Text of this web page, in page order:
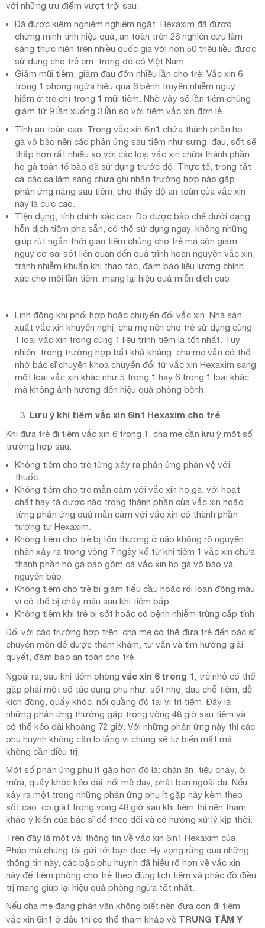
với những ưu điểm vượt trội sau:
Đã được kiểm nghiệm nghiêm ngặt: Hexaxim đã được
chứng minh tính hiệu quả, an toàn trên 26 nghiên cứu lâm
sàng thực hiện trên nhiều quốc gia với hơn 50 triệu liều được
sử dụng cho trẻ em, trong đó có Việt Nam
Giảm mũi tiêm, giảm đau đớn nhiều lần cho trẻ: Vắc xin 6
trong 1 phòng ngừa hiệu quả 6 bệnh truyền nhiễm nguy
hiểm ở trẻ chỉ trong 1 mũi tiêm. Nhờ vậy số lần tiêm chủng
giảm từ 9 lần xuống 3 lần so với tiêm vắc xin đơn lẻ.
Tính an toàn cao: Trong vắc xin 6in1 chứa thành phần ho
gà vô bào nên các phản ứng sau tiêm như sưng, đau, sốt sẽ
thấp hơn rất nhiều so với các loại vắc xin chứa thành phần
ho gà toàn tế bào đã sử dụng trước đó. Thực tế, trong tất
cả các ca lâm sàng chưa ghi nhận trường hợp nào gặp
phản ứng nặng sau tiêm, cho thấy độ an toàn của vắc xin
này là cực cao.
Tiện dụng, tính chính xác cao: Do được bào chế dưới dạng
hỗn dịch tiêm pha sẵn, có thể sử dụng ngay, không những
giúp rút ngắn thời gian tiêm chủng cho trẻ mà còn giảm
nguy cơ sai sót liên quan đến quá trình hoàn nguyên vắc xin,
tránh nhiễm khuẩn khi thao tác, đảm bảo liều lượng chính
xác cho mỗi lần tiêm, mang lại hiệu quả miễn dịch cao
Linh động khi phối hợp hoặc chuyển đổi vắc xin: Nhà sản
xuất vắc xin khuyến nghị, cha mẹ nên cho trẻ sử dụng cùng
1 loại vắc xin trong cùng 1 liệu trình tiêm là tốt nhất. Tuy
nhiên, trong trường hợp bất khả kháng, cha mẹ vẫn có thể
nhờ bác sĩ chuyên khoa chuyển đổi từ vắc xin Hexaxim sang
một loại vắc xin khác như 5 trong 1 hay 6 trong 1 loại khác
mà không ảnh hưởng đến hiệu quả phòng bệnh.
Lưu ý khi tiêm vắc xin 6in1 Hexaxim cho trẻ
Khi đưa trẻ đi tiêm vắc xin 6 trong 1, cha mẹ cần lưu ý một số
trường hợp sau:
Không tiêm cho trẻ từng xảy ra phản ứng phản vệ với
thuốc.
Không tiêm cho trẻ mẫn cảm với vắc xin ho gà, với hoạt
chất hay tá dược nào trong thành phần của vắc xin hoặc
từng phản ứng quá mẫn cảm với vắc xin có thành phần
tương tự Hexaxim.
Không tiêm cho trẻ bị tổn thương ở não không rõ nguyên
nhân xảy ra trong vòng 7 ngày kể từ khi tiêm 1 vắc xin chứa
thành phần ho gà bao gồm cả vắc xin ho gà vô bào và
nguyên bào.
Không tiêm cho trẻ bị giảm tiểu cầu hoặc rối loạn đông máu
vì có thể bị chảy máu sau khi tiêm bắp.
Không tiêm khi trẻ bị sốt hoặc có bệnh nhiễm trùng cấp tính
Đối với các trường hợp trên, cha mẹ có thể đưa trẻ đến bác sĩ
chuyên môn để được thăm khám, tư vấn và tìm hướng giải
quyết, đảm bảo an toàn cho trẻ.
Ngoài ra, sau khi tiêm phòng vắc xin 6 trong 1
, trẻ nhỏ có thể
gặp phải một số tác dụng phụ như: sốt nhẹ, đau chỗ tiêm, dễ
kích động, quấy khóc, nổi quầng đỏ tại vị trí tiêm. Đây là
những phản ứng thường gặp trong vòng 48 giờ sau tiêm và
có thể kéo dài khoảng 72 giờ. Với những phản ứng này thì các
phụ huynh không cần lo lắng vì chúng sẽ tự biến mất mà
không cần điều trị.
Một số phản ứng phụ ít gặp hơn đó là: chán ăn, tiêu chảy, ói
mửa, quấy khóc kéo dài, nổi mề đay, phát ban ngoài da. Nếu
xảy ra một trong những phản ứng phụ ít gặp này kèm theo
sốt cao, co giật trong vòng 48 giờ sau khi tiêm thì nên tham
khảo ý kiến của bác sĩ để theo dõi và có hướng xử lý kịp thời.
Trên đây là một vài thông tin về vắc xin 6in1 Hexaxim của
Pháp mà chúng tôi gửi tới bạn đọc. Hy vọng rằng qua những
thông tin này, các bậc phụ huynh đã hiểu rõ hơn về vắc xin
này để tiêm phòng cho trẻ theo đúng lịch tiêm và phác đồ điều
trị mang giúp lại hiệu quả phòng ngừa tốt nhất.
Nếu cha mẹ đang phân vân không biết nên đưa con đi tiêm
vắc xin 6in1 ở đâu thì có thể tham khảo về TRUNG TÂM Y